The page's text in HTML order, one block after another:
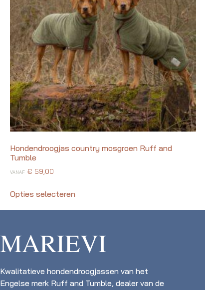
Hondendroogjas country mosgroen Ruff and
Tumble
VANAF € 59,00
Opties selecteren
MARIEVI
Kwalitatieve hondendroogjassen van het
Engelse merk Ruff and Tumble, dealer van de